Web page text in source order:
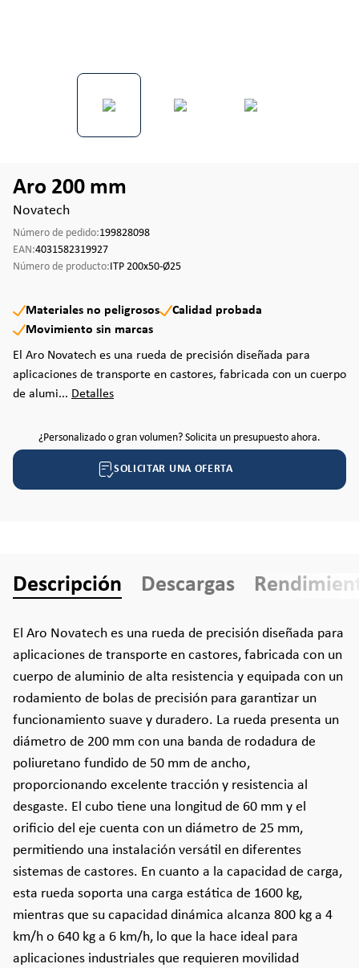
Aro 200 mm
Novatech
Número de pedido:199828098
EAN:4031582319927
Número de producto:ITP 200x50-Ø25
Materiales no peligrosos
Calidad probada
Movimiento sin marcas
El Aro Novatech es una rueda de precisión diseñada para
aplicaciones de transporte en castores, fabricada con un cuerpo
de alumi... Detalles
¿Personalizado o gran volumen? Solicita un presupuesto ahora.
SOLICITAR UNA OFERTA
Descripción Descargas
El Aro Novatech es una rueda de precisión diseñada para
aplicaciones de transporte en castores, fabricada con un
cuerpo de aluminio de alta resistencia y equipada con un
rodamiento de bolas de precisión para garantizar un
funcionamiento suave y duradero. La rueda presenta un
diámetro de 200 mm con una banda de rodadura de
poliuretano fundido de 50 mm de ancho,
proporcionando excelente tracción y resistencia al
desgaste. El cubo tiene una longitud de 60 mm y el
orificio del eje cuenta con un diámetro de 25 mm,
permitiendo una instalación versátil en diferentes
sistemas de castores. En cuanto a la capacidad de carga,
esta rueda soporta una carga estática de 1600 kg,
mientras que su capacidad dinámica alcanza 800 kg a 4
km/h o 640 kg a 6 km/h, lo que la hace ideal para
aplicaciones industriales que requieren movilidad